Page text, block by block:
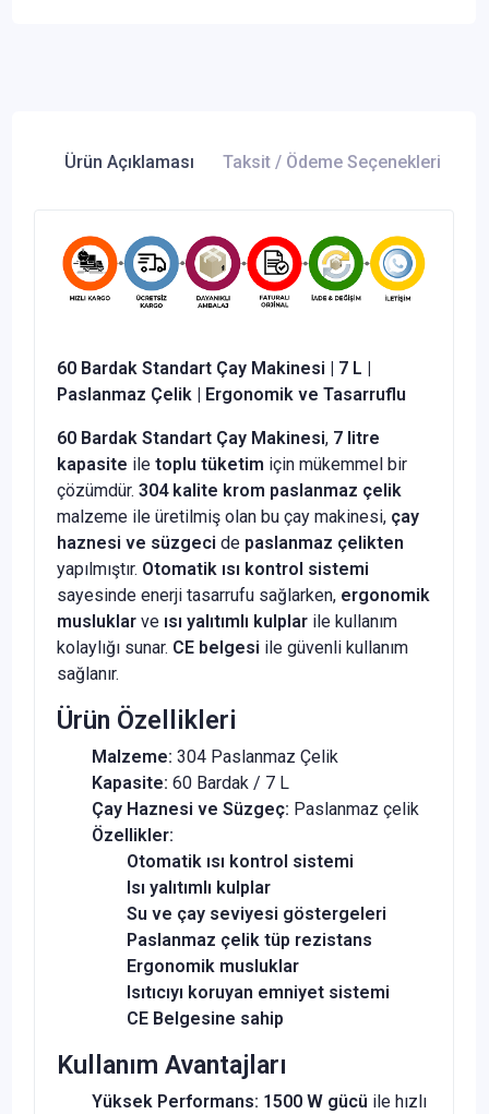
Ürün Açıklaması Taksit / Ödeme Seçenekleri
60 Bardak Standart Çay Makinesi | 7 L |
Paslanmaz Çelik | Ergonomik ve Tasarruflu
60 Bardak Standart Çay Makinesi, 7 litre
kapasite ile toplu tüketim için mükemmel bir
çözümdür. 304 kalite krom paslanmaz çelik
malzeme ile üretilmiş olan bu çay makinesi, çay
haznesi ve süzgeci de paslanmaz çelikten
yapılmıştır. Otomatik ısı kontrol sistemi
sayesinde enerji tasarrufu sağlarken, ergonomik
musluklar ve ısı yalıtımlı kulplar ile kullanım
kolaylığı sunar. CE belgesi ile güvenli kullanım
sağlanır.
Ürün Özellikleri
Malzeme: 304 Paslanmaz Çelik
Kapasite: 60 Bardak / 7 L
Çay Haznesi ve Süzgeç: Paslanmaz çelik
Özellikler:
Otomatik ısı kontrol sistemi
Isı yalıtımlı kulplar
Su ve çay seviyesi göstergeleri
Paslanmaz çelik tüp rezistans
Ergonomik musluklar
Isıtıcıyı koruyan emniyet sistemi
CE Belgesine sahip
Kullanım Avantajları
Yüksek Performans: 1500 W gücü ile hızlı